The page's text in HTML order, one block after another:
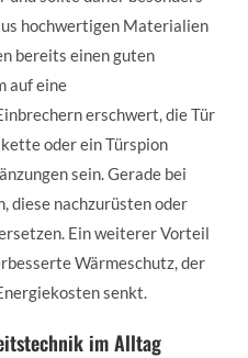
hochwertigen Materialien
bereits einen guten
auf eine
erschwert, die Tür
oder ein Türspion
sein. Gerade bei
diese nachzurüsten oder
Ein weiterer Vorteil
Wärmeschutz, der
senkt.
im Alltag